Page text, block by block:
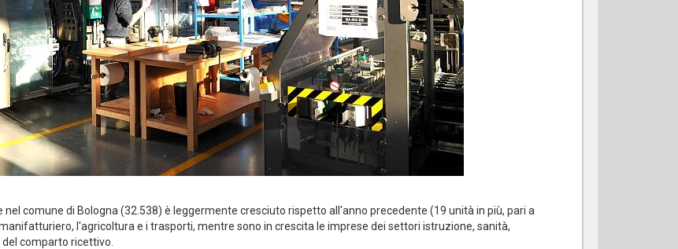
comune di Bologna (32.538) è leggermente cresciuto rispetto all'anno precedente (19 unità in più, pari a
l'agricoltura e i trasporti, mentre sono in crescita le imprese dei settori istruzione, sanità,
comparto ricettivo.